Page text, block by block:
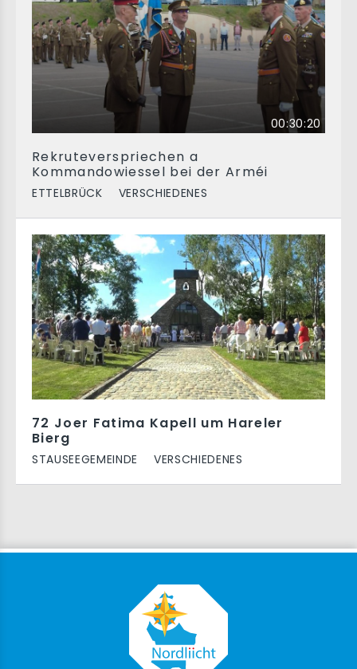
00:30:20
Rekruteverspriechen a
Kommandowiessel bei der Arméi
ETTELBRÜCK VERSCHIEDENES
72 Joer Fatima Kapell um Hareler
Bierg
STAUSEEGEMEINDE VERSCHIEDENES